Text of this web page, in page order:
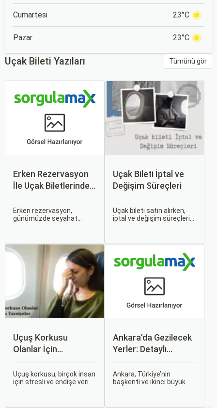
Cumartesi 23°C
Pazar 23°C
Uçak Bileti Yazıları Tümünü gör
Erken Rezervasyon
İle Uçak Biletlerinde
İndirimler: Nasıl
Avantajlar Sağlanır?
Erken rezervasyon,
günümüzde seyahat
en önemli yollarından biri
haline gelmiştir. Özellikle
tatil veya iş seyahatlerinde
uçak biletlerine erken
rezervasyon yapmak, daha
uygun fiyatlarla uçuş
imkanı sağlar.
Uçak Bileti İptal ve
Değişim Süreçleri
Uçak bileti satın alırken,
iptal ve değişim süreçlerini
makalede, uçak bileti iptal
ve değişim süreçlerinin
durumlarda ücret iadesi
alabileceğiniz konularına
değineceğiz.
Uçuş Korkusu
Olanlar İçin
Uçuş korkusu, birçok insan
için stresli ve endişe verici
Ankara’da Gezilecek
Yerler: Detaylı
Ankara, Türkiye’nin
başkenti ve ikinci büyük